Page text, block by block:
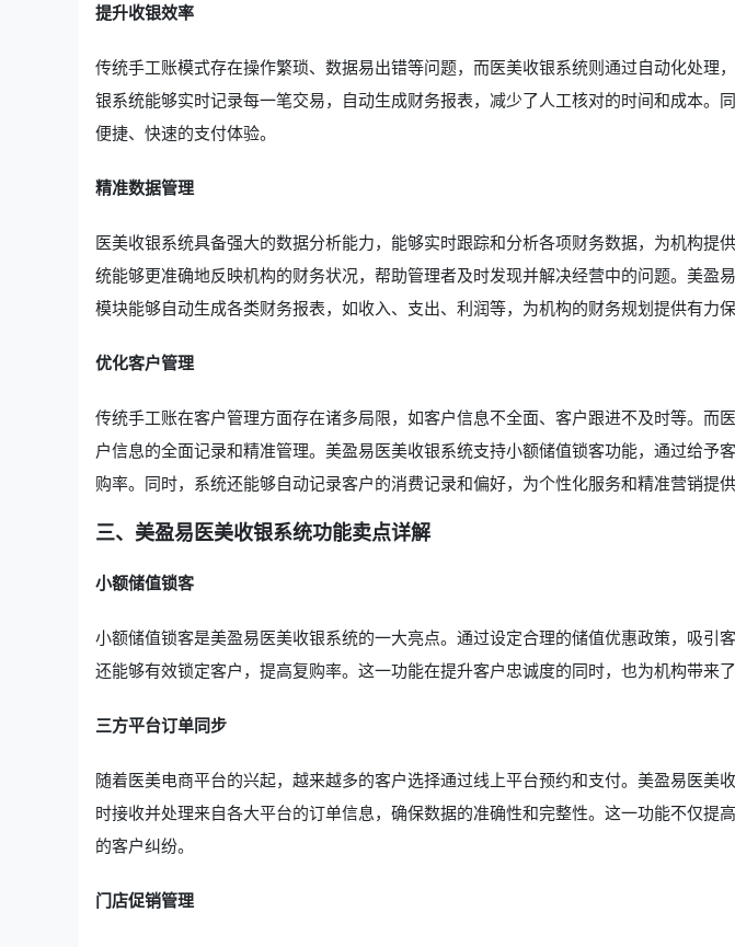
提升收银效率
传统手工账模式存在操作繁琐、数据易出错等问题，而医美收银系统则通过自动化处理
银系统能够实时记录每一笔交易，自动生成财务报表，减少了人工核对的时间和成本。
便捷、快速的支付体验。
精准数据管理
医美收银系统具备强大的数据分析能力，能够实时跟踪和分析各项财务数据，为机构提
统能够更准确地反映机构的财务状况，帮助管理者及时发现并解决经营中的问题。美盈
模块能够自动生成各类财务报表，如收入、支出、利润等，为机构的财务规划提供有力保
优化客户管理
传统手工账在客户管理方面存在诸多局限，如客户信息不全面、客户跟进不及时等。而
户信息的全面记录和精准管理。美盈易医美收银系统支持小额储值锁客功能，通过给予
购率。同时，系统还能够自动记录客户的消费记录和偏好，为个性化服务和精准营销提供
三、美盈易医美收银系统功能卖点详解
小额储值锁客
小额储值锁客是美盈易医美收银系统的一大亮点。通过设定合理的储值优惠政策，吸引
还能够有效锁定客户，提高复购率。这一功能在提升客户忠诚度的同时，也为机构带来了
三方平台订单同步
随着医美电商平台的兴起，越来越多的客户选择通过线上平台预约和支付。美盈易医美
时接收并处理来自各大平台的订单信息，确保数据的准确性和完整性。这一功能不仅提
的客户纠纷。
门店促销管理